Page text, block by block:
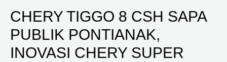
CHERY TIGGO 8 CSH SAPA
PUBLIK PONTIANAK,
INOVASI CHERY SUPER